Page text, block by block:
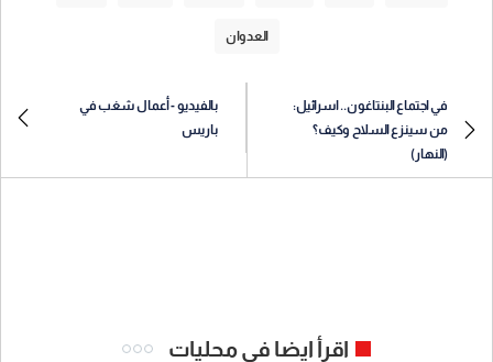
العدوان
في اجتماع البنتاغون.. اسرائيل:
من سينزع السلاح وكيف؟
(النهار)
بالفيديو - أعمال شغب في
باريس
اقرأ ايضا في محليات